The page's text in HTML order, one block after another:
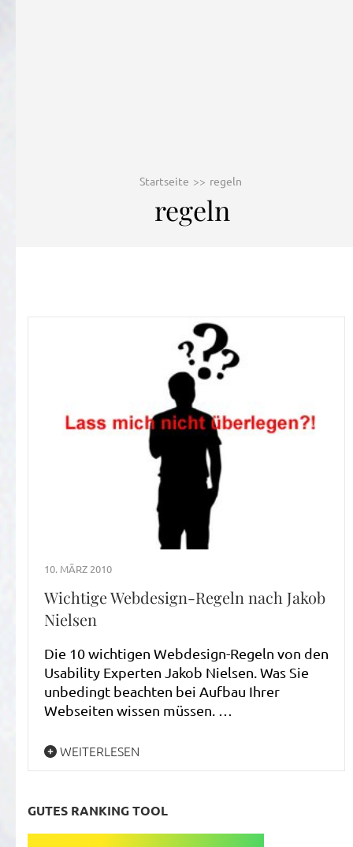
Startseite >> regeln
regeln
10. MÄRZ 2010
Wichtige Webdesign-Regeln nach Jakob
Nielsen
Die 10 wichtigen Webdesign-Regeln von den
Usability Experten Jakob Nielsen. Was Sie
unbedingt beachten bei Aufbau Ihrer
Webseiten wissen müssen. …
WEITERLESEN
GUTES RANKING TOOL